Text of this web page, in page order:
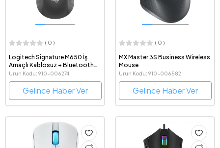
( 0 )
Logitech Signature M650 İş
Amaçlı Kablosuz + Bluetooth
Mouse
Ürün Kodu: 910-006274
Gelince Haber Ver
( 0 )
MX Master 3S Business Wireless
Mouse
Ürün Kodu: 910-006582
Gelince Haber Ver